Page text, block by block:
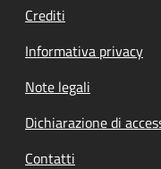
Crediti
Informativa privacy
Note legali
Dichiarazione di
Contatti